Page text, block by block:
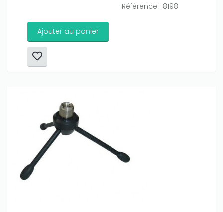
Référence : 8198
Ajouter au panier